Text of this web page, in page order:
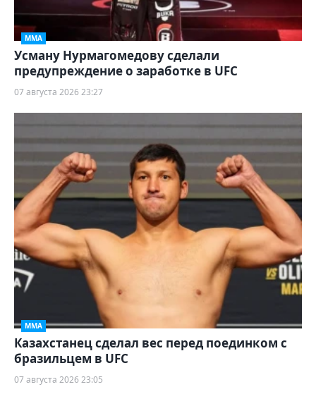
ММА
Усману Нурмагомедову сделали
предупреждение о заработке в UFC
07 августа 2026 23:27
ММА
Казахстанец сделал вес перед поединком с
бразильцем в UFC
07 августа 2026 23:05